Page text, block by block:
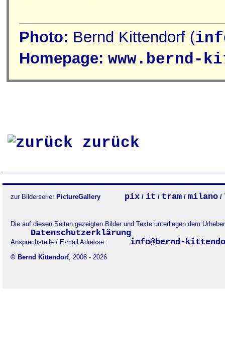
Photo: Bernd Kittendorf (
Homepage: www.bernd-
zurück
zur Bilderserie: PictureGallery pix / it / tram / milano /
Die auf diesen Seiten gezeigten Bilder und Texte unterliegen dem
Datenschutzerklärung.
Ansprechstelle / E-mail Adresse:
info@bernd-
© Bernd Kittendorf, 2008 - 2026